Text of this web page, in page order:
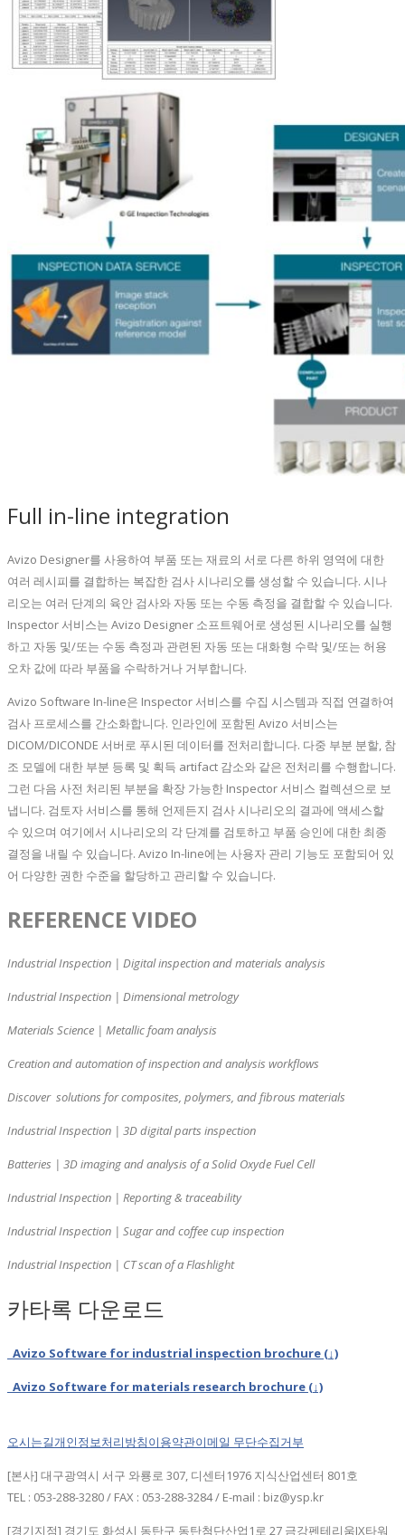
Full in-line integration
Avizo Designer를 사용하여 부품 또는 재료의 서로 다른 하위 영역에 대한
여러 레시피를 결합하는 복잡한 검사 시나리오를 생성할 수 있습니다. 시나
리오는 여러 단계의 육안 검사와 자동 또는 수동 측정을 결합할 수 있습니다.
Inspector 서비스는 Avizo Designer 소프트웨어로 생성된 시나리오를 실행
하고 자동 및/또는 수동 측정과 관련된 자동 또는 대화형 수락 및/또는 허용
오차 값에 따라 부품을 수락하거나 거부합니다.
Avizo Software In-line은 Inspector 서비스를 수집 시스템과 직접 연결하여
검사 프로세스를 간소화합니다. 인라인에 포함된 Avizo 서비스는
DICOM/DICONDE 서버로 푸시된 데이터를 전처리합니다. 다중 부분 분할, 참
조 모델에 대한 부분 등록 및 획득 artifact 감소와 같은 전처리를 수행합니다.
그런 다음 사전 처리된 부분을 확장 가능한 Inspector 서비스 컬렉션으로 보
냅니다. 검토자 서비스를 통해 언제든지 검사 시나리오의 결과에 액세스할
수 있으며 여기에서 시나리오의 각 단계를 검토하고 부품 승인에 대한 최종
결정을 내릴 수 있습니다. Avizo In-line에는 사용자 관리 기능도 포함되어 있
어 다양한 권한 수준을 할당하고 관리할 수 있습니다.
REFERENCE VIDEO
Industrial Inspection | Digital inspection and materials analysis
Industrial Inspection | Dimensional metrology
Materials Science | Metallic foam analysis
Creation and automation of inspection and analysis workflows
Discover solutions for composites, polymers, and fibrous materials
Industrial Inspection | 3D digital parts inspection
Batteries | 3D imaging and analysis of a Solid Oxyde Fuel Cell
Industrial Inspection | Reporting & traceability
Industrial Inspection | Sugar and coffee cup inspection
Industrial Inspection | CT scan of a Flashlight
카타록 다운로드
Avizo Software for industrial inspection brochure (↓)
Avizo Software for materials research brochure (↓)
오시는길개인정보처리방침이용약관이메일 무단수집거부
[본사] 대구광역시 서구 와룡로 307, 디센터1976 지식산업센터 801호
TEL : 053-288-3280 / FAX : 053-288-3284 / E-mail : biz@ysp.kr
[경기지점] 경기도 화성시 동탄구 동탄첨단산업1로 27 금강펜테리움IX타워